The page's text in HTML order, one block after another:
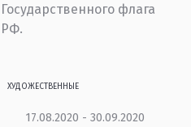
Государственного флага
РФ.
ХУДОЖЕСТВЕННЫЕ
17.08.2020 - 30.09.2020